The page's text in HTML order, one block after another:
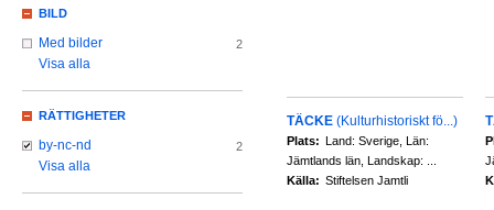
TÄCKE (Kulturhistoriskt fö...)
Plats: Land: Sverige, Län:
Jämtlands län, Landskap: ...
Källa: Stiftelsen Jamtli
BILD
Med bilder 2
Visa alla
RÄTTIGHETER
by-nc-nd 2
Visa alla